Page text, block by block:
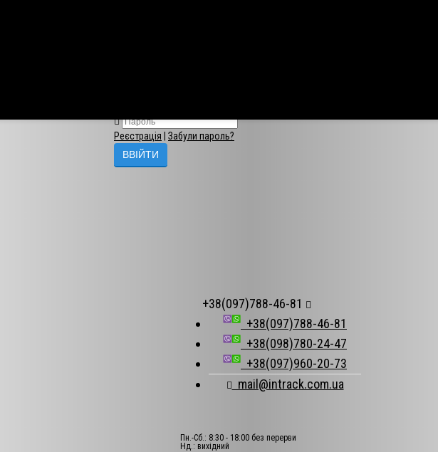
Реєстрація Забули пароль?
+38(097)788-46-81
+38(097)788-46-81
+38(098)780-24-47
+38(097)960-20-73
mail@intrack.com.ua
Пн.-Сб.: 8:30 - 18:00 без перерви
Нд.: вихідний